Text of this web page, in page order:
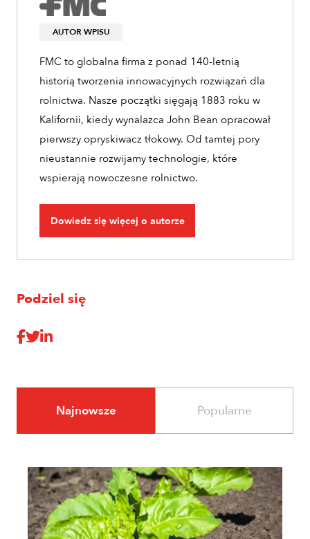
AUTOR WPISU
FMC to globalna firma z ponad 140-letnią
historią tworzenia innowacyjnych rozwiązań dla
rolnictwa. Nasze początki sięgają 1883 roku w
Kalifornii, kiedy wynalazca John Bean opracował
pierwszy opryskiwacz tłokowy. Od tamtej pory
nieustannie rozwijamy technologie, które
wspierają nowoczesne rolnictwo.
Dowiedz się więcej o autorze
Podziel się
Najnowsze Popularne